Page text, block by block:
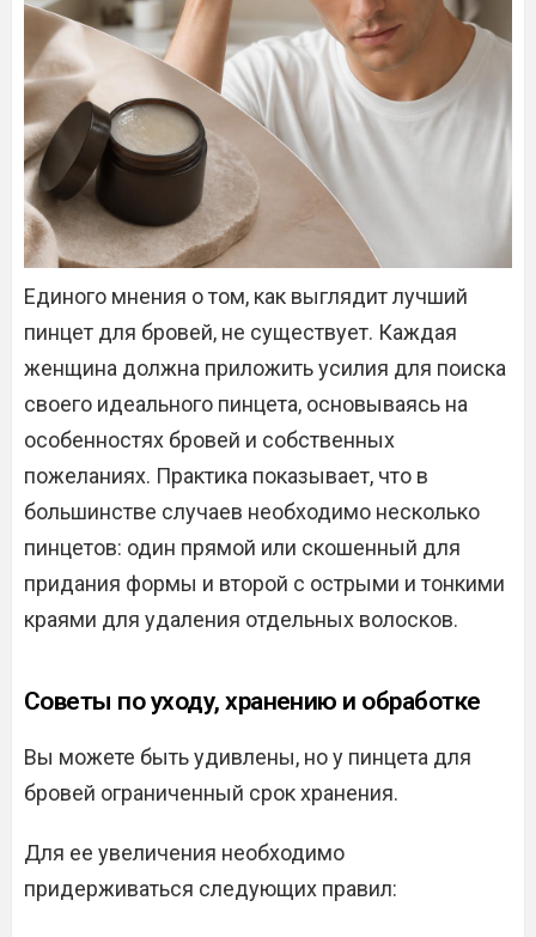
Единого мнения о том, как выглядит лучший
пинцет для бровей, не существует. Каждая
женщина должна приложить усилия для поиска
своего идеального пинцета, основываясь на
особенностях бровей и собственных
пожеланиях. Практика показывает, что в
большинстве случаев необходимо несколько
пинцетов: один прямой или скошенный для
придания формы и второй с острыми и тонкими
краями для удаления отдельных волосков.
Советы по уходу, хранению и обработке
Вы можете быть удивлены, но у пинцета для
бровей ограниченный срок хранения.
Для ее увеличения необходимо
придерживаться следующих правил: